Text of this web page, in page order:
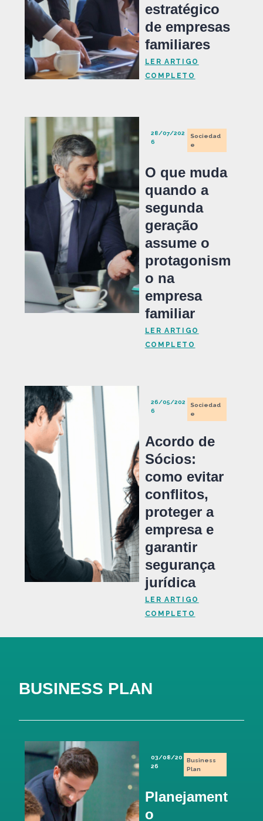
estratégico
de empresas
familiares
LER ARTIGO
COMPLETO
28/07/202
6
Sociedad
e
O que muda
quando a
segunda
geração
assume o
protagonism
o na
empresa
familiar
LER ARTIGO
COMPLETO
26/05/202
6
Sociedad
e
Acordo de
Sócios:
como evitar
conflitos,
proteger a
empresa e
garantir
segurança
jurídica
LER ARTIGO
COMPLETO
BUSINESS PLAN
03/08/20
26
Business
Plan
Planejament
o